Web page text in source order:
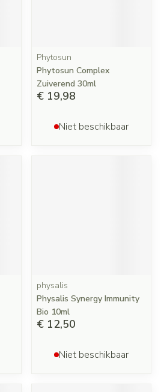
Phytosun
Phytosun Complex
Zuiverend 30ml
€ 19,98
Niet beschikbaar
physalis
Physalis Synergy Immunity
Bio 10ml
€ 12,50
Niet beschikbaar